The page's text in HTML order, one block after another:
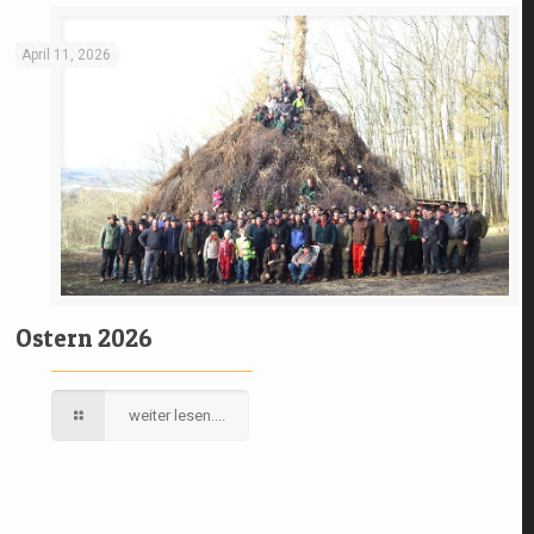
April 11, 2026
Ostern 2026
weiter lesen....